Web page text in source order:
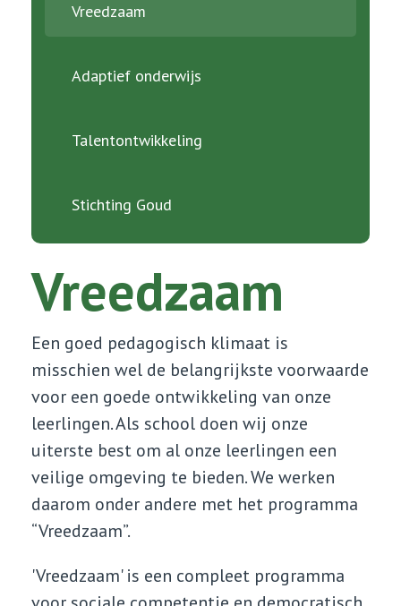
Vreedzaam
Adaptief onderwijs
Talentontwikkeling
Stichting Goud
Vreedzaam
Een goed pedagogisch klimaat is
misschien wel de belangrijkste voorwaarde
voor een goede ontwikkeling van onze
leerlingen. Als school doen wij onze
uiterste best om al onze leerlingen een
veilige omgeving te bieden. We werken
daarom onder andere met het programma
“Vreedzaam”.
'Vreedzaam' is een compleet programma